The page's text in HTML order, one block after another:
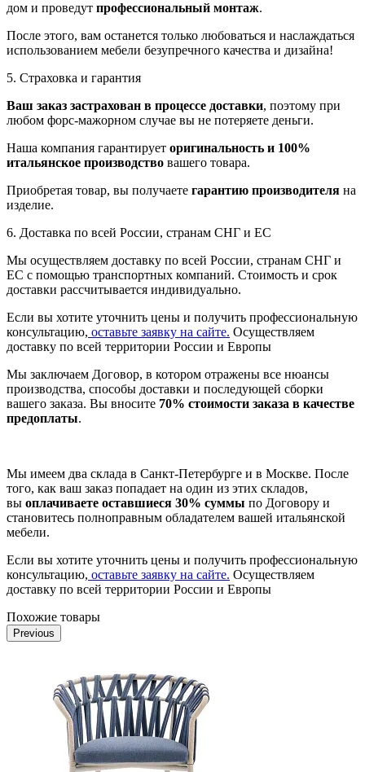
дом и проведут профессиональный монтаж.
После этого, вам останется только любоваться и наслаждаться
использованием мебели безупречного качества и дизайна!
5. Страховка и гарантия
Ваш заказ застрахован в процессе доставки, поэтому при
любом форс-мажорном случае вы не потеряете деньги.
Наша компания гарантирует оригинальность и 100%
итальянское производство вашего товара.
Приобретая товар, вы получаете гарантию производителя на
изделие.
6. Доставка по всей России, странам СНГ и ЕС
Мы осуществляем доставку по всей России, странам СНГ и
ЕС с помощью транспортных компаний. Стоимость и срок
доставки рассчитывается индивидуально.
Если вы хотите уточнить цены и получить профессиональную
консультацию, оставьте заявку на сайте. Осуществляем
доставку по всей территории России и Европы
Мы заключаем Договор, в котором отражены все нюансы
производства, способы доставки и последующей сборки
вашего заказа. Вы вносите 70% стоимости заказа в качестве
предоплаты.
Мы имеем два склада в Санкт-Петербурге и в Москве. После
того, как ваш заказ попадает на один из этих складов,
вы оплачиваете оставшиеся 30% суммы по Договору и
становитесь полноправным обладателем вашей итальянской
мебели.
Если вы хотите уточнить цены и получить профессиональную
консультацию, оставьте заявку на сайте. Осуществляем
доставку по всей территории России и Европы
Похожие товары
Previous